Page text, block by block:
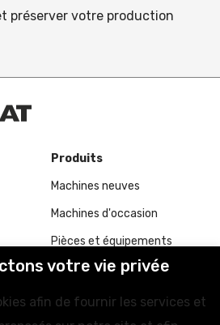
préserver votre production
votre vie privée
afin de fournir les services et
Produits
Machines neuves
Machines d'occasion
Pièces et équipements
LiveLink